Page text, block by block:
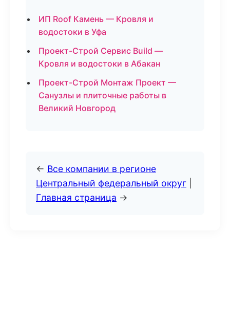
ИП Roof Камень — Кровля и
водостоки в Уфа
Проект-Строй Сервис Build —
Кровля и водостоки в Абакан
Проект-Строй Монтаж Проект —
Санузлы и плиточные работы в
Великий Новгород
← Все компании в регионе
Центральный федеральный округ
Главная страница →